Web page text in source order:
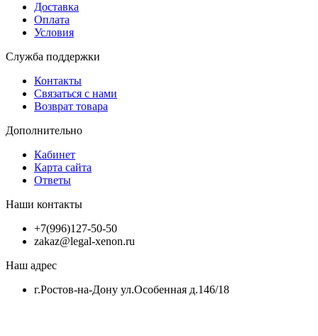
Доставка
Оплата
Условия
Служба поддержки
Контакты
Связаться с нами
Возврат товара
Дополнительно
Кабинет
Карта сайта
Ответы
Наши контакты
+7(996)127-50-50
zakaz@legal-xenon.ru
Наш адрес
г.Ростов-на-Дону ул.Особенная д.146/18